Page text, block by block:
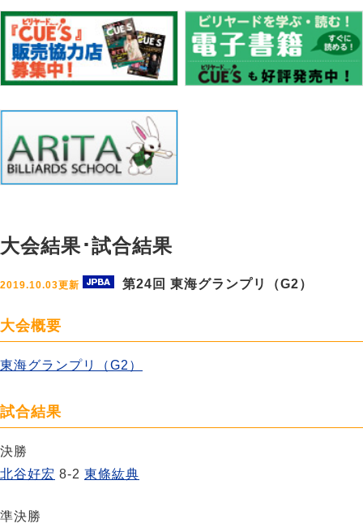
大会結果･試合結果
2019.10.03更新 第24回 東海グランプリ（G2）
大会概要
東海グランプリ（G2）
試合結果
決勝
北谷好宏 8-2 東條紘典
準決勝